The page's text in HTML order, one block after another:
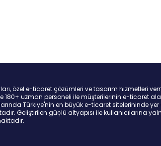
özel e-ticaret çözümleri ve tasarım hizmetleri
180+ uzman personeli ile müşterilerinin e-ticaret
Türkiye'nin en büyük e-ticaret sitelerininde yer
Geliştirilen güçlü altyapısı ile kullanıcılarına